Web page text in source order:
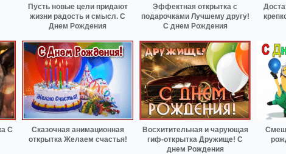
Пусть новые цели придают
жизни радость и смысл. С
Днем Рождения
Эффектная открытка с
подарочками Лучшему другу!
С днем Рождения
С
Сказочная анимационная
открытка Желаем счастья!
Восхитительная и чарующая
гиф-открытка Дружище! С
днем Рождения